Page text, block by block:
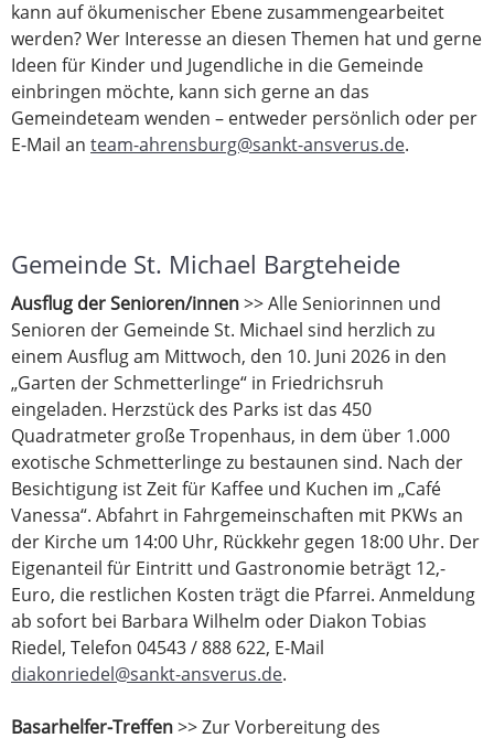
kann auf ökumenischer Ebene zusammengearbeitet
werden? Wer Interesse an diesen Themen hat und gerne
Ideen für Kinder und Jugendliche in die Gemeinde
einbringen möchte, kann sich gerne an das
Gemeindeteam wenden – entweder persönlich oder per
E-Mail an team-ahrensburg@sankt-ansverus.de.
Gemeinde St. Michael Bargteheide
Ausflug der Senioren/innen>> Alle Seniorinnen und
Senioren der Gemeinde St. Michael sind herzlich zu
einem Ausflug am Mittwoch, den 10. Juni 2026 in den
„Garten der Schmetterlinge“ in Friedrichsruh
eingeladen. Herzstück des Parks ist das 450
Quadratmeter große Tropenhaus, in dem über 1.000
exotische Schmetterlinge zu bestaunen sind. Nach der
Besichtigung ist Zeit für Kaffee und Kuchen im „Café
Vanessa“. Abfahrt in Fahrgemeinschaften mit PKWs an
der Kirche um 14:00 Uhr, Rückkehr gegen 18:00 Uhr. Der
Eigenanteil für Eintritt und Gastronomie beträgt 12,-
Euro, die restlichen Kosten trägt die Pfarrei. Anmeldung
ab sofort bei Barbara Wilhelm oder Diakon Tobias
Riedel, Telefon 04543 / 888 622, E-Mail
diakonriedel@sankt-ansverus.de.
Basarhelfer-Treffen>> Zur Vorbereitung des